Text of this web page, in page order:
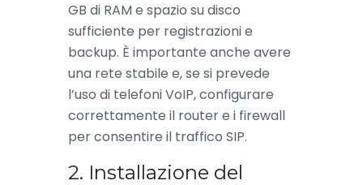
GB di RAM e spazio su disco
sufficiente per registrazioni e
backup. È importante anche avere
una rete stabile e, se si prevede
l’uso di telefoni VoIP, configurare
correttamente il router e i firewall
per consentire il traffico SIP.
2. Installazione del